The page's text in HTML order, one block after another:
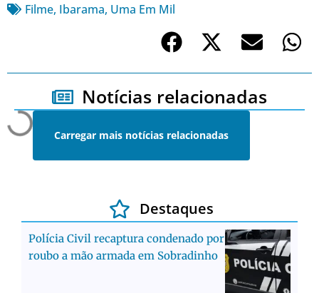
Filme, Ibarama, Uma Em Mil
Notícias relacionadas
Carregar mais notícias relacionadas
Destaques
Polícia Civil recaptura condenado por
roubo a mão armada em Sobradinho